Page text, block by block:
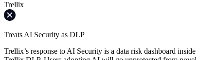
Trellix
Treats AI Security as DLP
Trellix’s response to AI Security is a data risk dashboard inside